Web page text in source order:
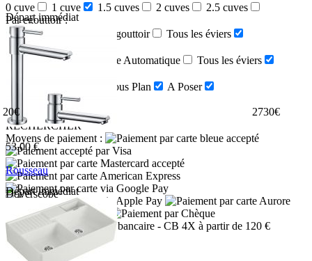
Départ immédiat
53.00 €
Rousseau
Doverscope
Départ immédiat
0 cuve
1 cuve 1.5 cuves 2 cuves
2.5 cuves
Par egouttoir :
Avec egouttoir
Sans egouttoir
Tous les éviers
Par vidage :
Vidage Manuel
Vidage Automatique
Tous les éviers
Sous Plan
A Poser
20€ 2730€
RECHERCHER
Moyens de paiement :
- CB 4X à partir de 120 €
Nous contacter